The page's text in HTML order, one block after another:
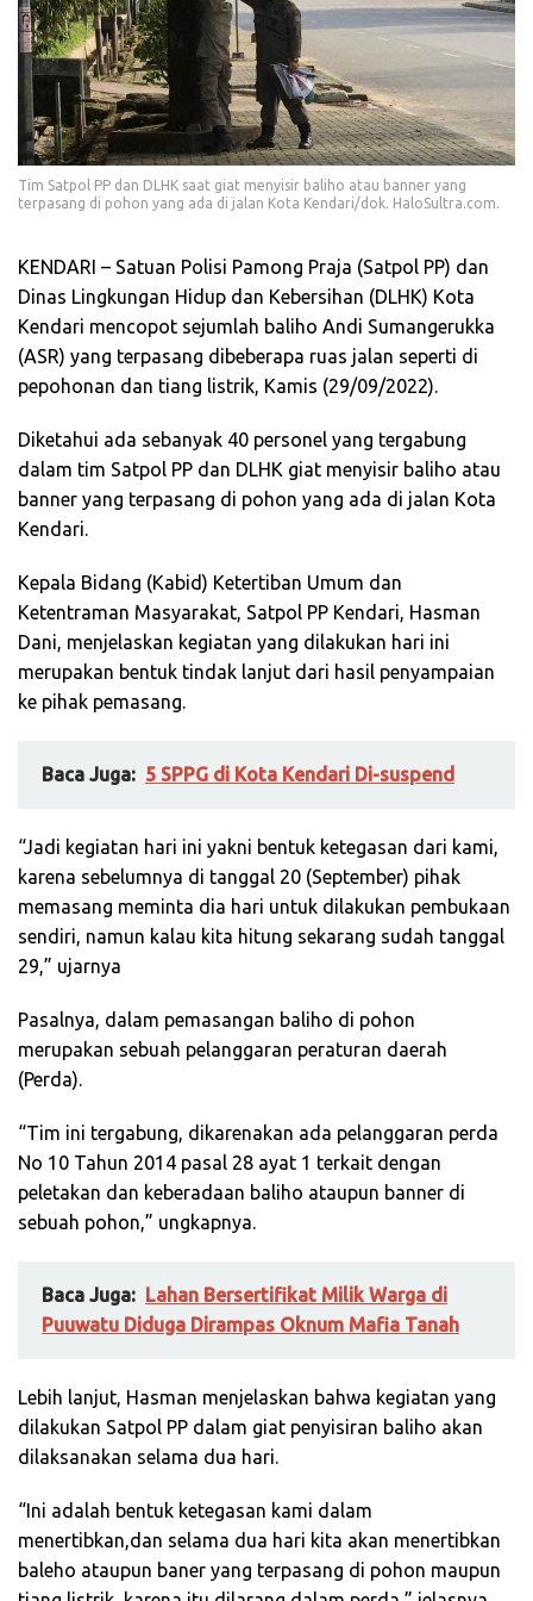
Tim Satpol PP dan DLHK saat giat menyisir baliho atau banner yang
terpasang di pohon yang ada di jalan Kota Kendari/dok. HaloSultra.com.
KENDARI – Satuan Polisi Pamong Praja (Satpol PP) dan
Dinas Lingkungan Hidup dan Kebersihan (DLHK) Kota
Kendari mencopot sejumlah baliho Andi Sumangerukka
(ASR) yang terpasang dibeberapa ruas jalan seperti di
pepohonan dan tiang listrik, Kamis (29/09/2022).
Diketahui ada sebanyak 40 personel yang tergabung
dalam tim Satpol PP dan DLHK giat menyisir baliho atau
banner yang terpasang di pohon yang ada di jalan Kota
Kendari.
Kepala Bidang (Kabid) Ketertiban Umum dan
Ketentraman Masyarakat, Satpol PP Kendari, Hasman
Dani, menjelaskan kegiatan yang dilakukan hari ini
merupakan bentuk tindak lanjut dari hasil penyampaian
ke pihak pemasang.
Baca Juga: 5 SPPG di Kota Kendari Di-suspend
“Jadi kegiatan hari ini yakni bentuk ketegasan dari kami,
karena sebelumnya di tanggal 20 (September) pihak
memasang meminta dia hari untuk dilakukan pembukaan
sendiri, namun kalau kita hitung sekarang sudah tanggal
29,” ujarnya
Pasalnya, dalam pemasangan baliho di pohon
merupakan sebuah pelanggaran peraturan daerah
(Perda).
“Tim ini tergabung, dikarenakan ada pelanggaran perda
No 10 Tahun 2014 pasal 28 ayat 1 terkait dengan
peletakan dan keberadaan baliho ataupun banner di
sebuah pohon,” ungkapnya.
Baca Juga:
Lahan Bersertifikat Milik Warga di
Puuwatu Diduga Dirampas Oknum Mafia Tanah
Lebih lanjut, Hasman menjelaskan bahwa kegiatan yang
dilakukan Satpol PP dalam giat penyisiran baliho akan
dilaksanakan selama dua hari.
“Ini adalah bentuk ketegasan kami dalam
menertibkan,dan selama dua hari kita akan menertibkan
baleho ataupun baner yang terpasang di pohon maupun